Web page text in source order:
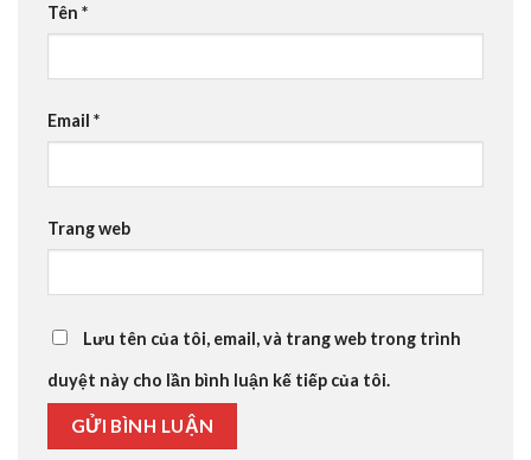
Tên *
Email *
Trang web
Lưu tên của tôi, email, và trang web trong trình
duyệt này cho lần bình luận kế tiếp của tôi.